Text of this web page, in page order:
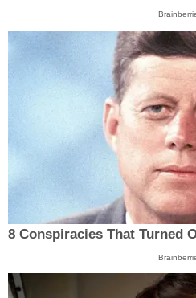
8 Conspiracies That Turned